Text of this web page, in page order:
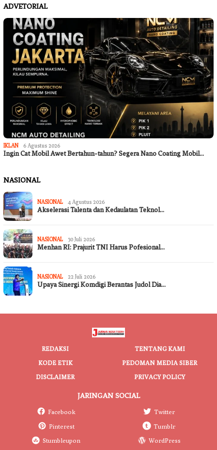
ADVETORIAL
IKLAN 6 Agustus 2026
Ingin Cat Mobil Awet Bertahun-tahun? Segera Nano Coating Mobil…
NASIONAL
NASIONAL 4 Agustus 2026
Akselerasi Talenta dan Kedaulatan Teknol…
NASIONAL 30 Juli 2026
Menhan RI: Prajurit TNI Harus Pofesional…
NASIONAL 22 Juli 2026
Upaya Sinergi Komdigi Berantas Judol Dia…
REDAKSI
TENTANG KAMI
KODE ETIK
PEDOMAN MEDIA SIBER
DISCLAIMER
PRIVACY POLICY
JARINGAN SOCIAL
Facebook
Twitter
Pinterest
Tumblr
Stumbleupon
WordPress